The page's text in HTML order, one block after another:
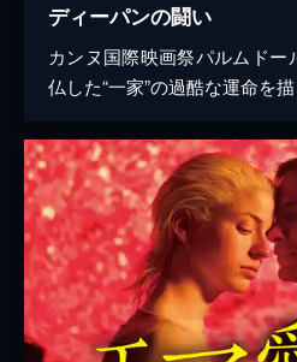
ディーパンの闘い
カンヌ国際映画祭パルムド
仏した“一家”の過酷な運命を描